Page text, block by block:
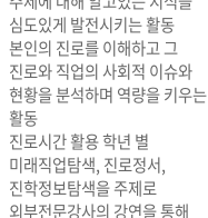
심도있게 발전시키는 활동
본인의 진로를 이해하고 그
진로와 직업의 사회적 이슈와
현황을 분석하며 역량을 키우는
활동
진로시간 활용 학년 별
미래직업탐색, 진로정서,
진학정보탐색을 주제로
외부전문강사의 강연을 통해